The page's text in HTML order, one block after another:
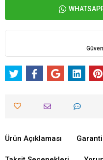
Ürün Açıklaması